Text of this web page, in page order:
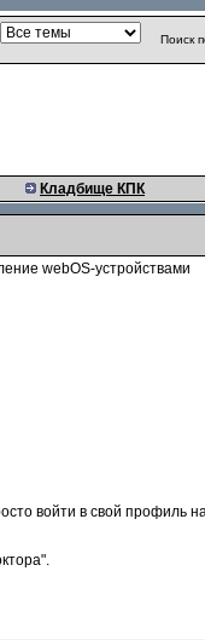
Поиск
Кладбище КПК
webOS-устройствами
войти в свой профиль